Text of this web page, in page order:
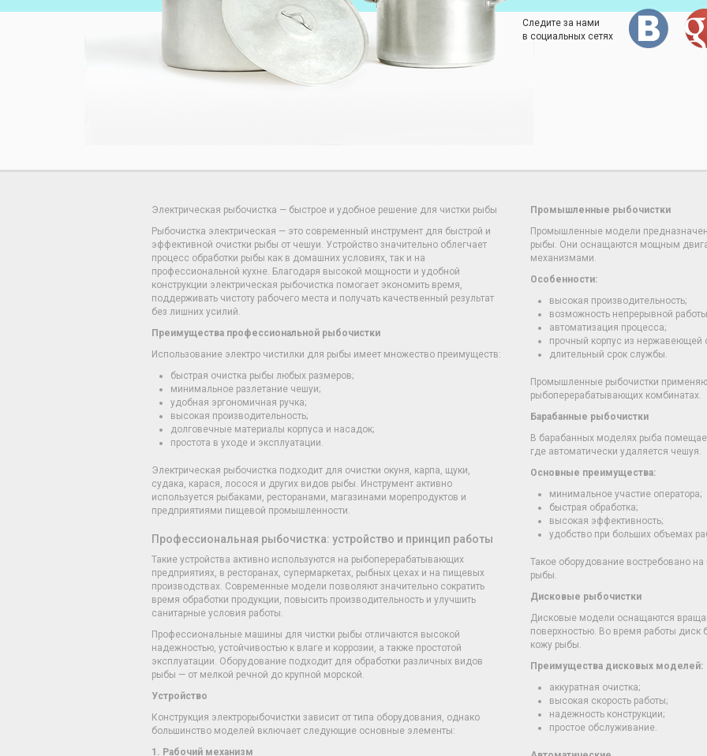
Следите за нами
в социальных сетях
Электрическая рыбочистка — быстрое и удобное решение для чистки рыбы
Рыбочистка электрическая — это современный инструмент для быстрой и
эффективной очистки рыбы от чешуи. Устройство значительно облегчает
процесс обработки рыбы как в домашних условиях, так и на
профессиональной кухне. Благодаря высокой мощности и удобной
конструкции электрическая рыбочистка помогает экономить время,
поддерживать чистоту рабочего места и получать качественный результат
без лишних усилий.
Преимущества профессиональной рыбочистки
Использование электро чистилки для рыбы имеет множество преимуществ:
быстрая очистка рыбы любых размеров;
минимальное разлетание чешуи;
удобная эргономичная ручка;
высокая производительность;
долговечные материалы корпуса и насадок;
простота в уходе и эксплуатации.
Электрическая рыбочистка подходит для очистки окуня, карпа, щуки,
судака, карася, лосося и других видов рыбы. Инструмент активно
используется рыбаками, ресторанами, магазинами морепродуктов и
предприятиями пищевой промышленности.
Профессиональная рыбочистка: устройство и принцип работы
Такие устройства активно используются на рыбоперерабатывающих
предприятиях, в ресторанах, супермаркетах, рыбных цехах и на пищевых
производствах. Современные модели позволяют значительно сократить
время обработки продукции, повысить производительность и улучшить
санитарные условия работы.
Профессиональные машины для чистки рыбы отличаются высокой
надежностью, устойчивостью к влаге и коррозии, а также простотой
эксплуатации. Оборудование подходит для обработки различных видов
рыбы — от мелкой речной до крупной морской.
Устройство
Конструкция электрорыбочистки зависит от типа оборудования, однако
большинство моделей включает следующие основные элементы:
1. Рабочий механизм
Промышленные рыбочистки
Промышленные модели
рыбы. Они оснащаются мощным
механизмами.
Особенности:
высокая производительность;
возможность непрерывной
автоматизация процесса;
прочный корпус из нержавеющей
длительный срок службы.
Промышленные рыбочистки
рыбоперерабатывающих комбинатах.
Барабанные рыбочистки
В барабанных моделях рыба
где автоматически удаляется чешуя.
Основные преимущества:
минимальное участие оператора;
быстрая обработка;
высокая эффективность;
удобство при больших объемах
Такое оборудование востребовано
рыбы.
Дисковые рыбочистки
Дисковые модели оснащаются
поверхностью. Во время работы
кожу рыбы.
Преимущества дисковых моделей:
аккуратная очистка;
высокая скорость работы;
надежность конструкции;
простое обслуживание.